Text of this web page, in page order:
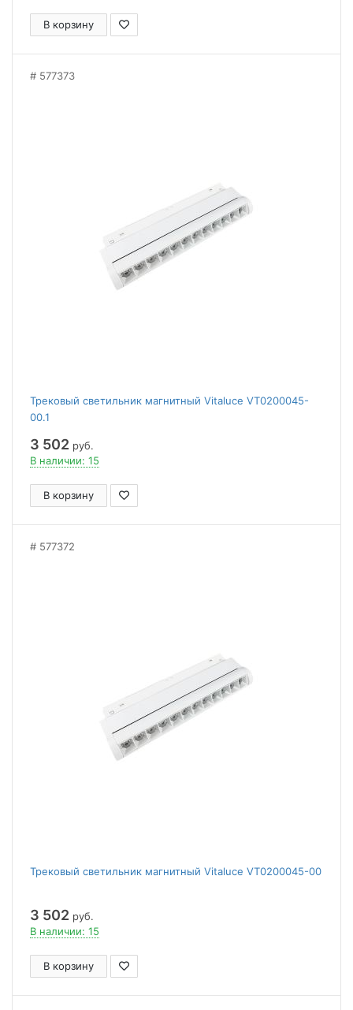
В корзину
577373
Трековый светильник магнитный Vitaluce VT0200045-
00.1
3 502 руб.
В наличии: 15
В корзину
577372
Трековый светильник магнитный Vitaluce VT0200045-00
3 502 руб.
В наличии: 15
В корзину